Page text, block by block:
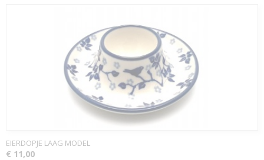
EIERDOPJE LAAG MODEL
€ 11,00